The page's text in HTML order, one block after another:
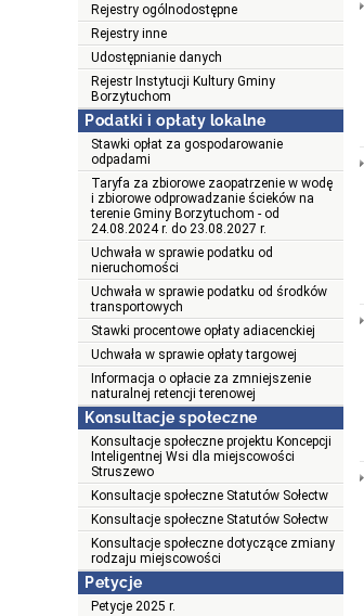
Rejestry ogólnodostępne
Rejestry inne
Udostępnianie danych
Rejestr Instytucji Kultury Gminy
Borzytuchom
Podatki i opłaty lokalne
Stawki opłat za gospodarowanie
odpadami
Taryfa za zbiorowe zaopatrzenie w wodę
i zbiorowe odprowadzanie ścieków na
terenie Gminy Borzytuchom - od
24.08.2024 r. do 23.08.2027 r.
Uchwała w sprawie podatku od
nieruchomości
Uchwała w sprawie podatku od środków
transportowych
Stawki procentowe opłaty adiacenckiej
Uchwała w sprawie opłaty targowej
Informacja o opłacie za zmniejszenie
naturalnej retencji terenowej
Konsultacje społeczne
Konsultacje społeczne projektu Koncepcji
Inteligentnej Wsi dla miejscowości
Struszewo
Konsultacje społeczne Statutów Sołectw
Konsultacje społeczne Statutów Sołectw
Konsultacje społeczne dotyczące zmiany
rodzaju miejscowości
Petycje
Petycje 2025 r.